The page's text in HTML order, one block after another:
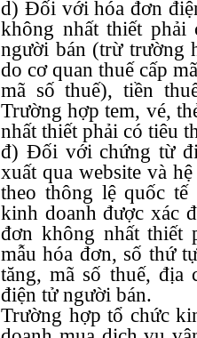
d) Đối với hóa đơn
không nhất thiết
người bán (trừ trường
do cơ quan thuế cấp
mã số thuế), tiền
Trường hợp tem, vé,
nhất thiết phải có tiêu
đ) Đối với chứng từ
xuất qua website và
theo thông lệ quốc
kinh doanh được xác
đơn không nhất thiết
mẫu hóa đơn, số thứ
tăng, mã số thuế,
điện tử người bán.
Trường hợp tổ chức